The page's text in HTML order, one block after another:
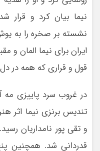
نیما بیان کرد و
نشسته بر صخره را به
ایران برای نیما المان و
قول و قراری که همه در دل
در غروب سرد پاییزی مه
تندیس برنزی نیما اثر
و تقی پور نامداریان
قدردانی شد. همچنین